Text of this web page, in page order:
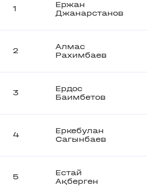
1
Ержан
Джанарстанов
2
Алмас
Рахимбаев
3
Ердос
Баимбетов
4
Еркебулан
Сагынбаев
5
Естай
Ақберген